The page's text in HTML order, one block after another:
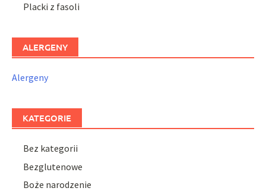
Placki z fasoli
ALERGENY
Alergeny
KATEGORIE
Bez kategorii
Bezglutenowe
Boże narodzenie